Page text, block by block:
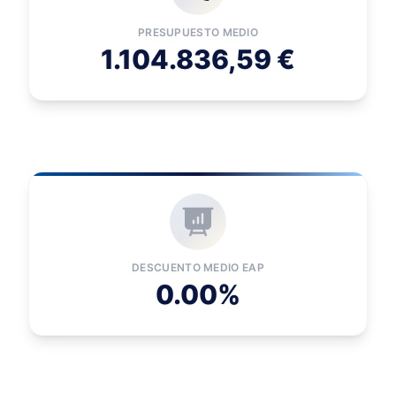
PRESUPUESTO MEDIO
1.104.836,59 €
DESCUENTO MEDIO EAP
0.00%